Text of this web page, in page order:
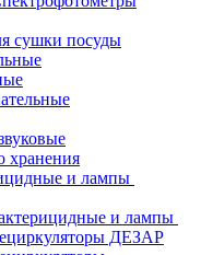
сушки посуды
хранения
и лампы
и лампы
ДЕЗАР